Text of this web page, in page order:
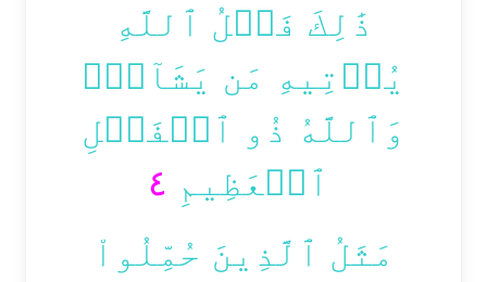
ذَٰلِكَ فَضۡلُ ٱللَّهِ
يُؤۡتِيهِ مَن يَشَآءُۚ
وَٱللَّهُ ذُو ٱلۡفَضۡلِ
ٱلۡعَظِيمِ ٤
مَثَلُ ٱلَّذِينَ حُمِّلُواْ